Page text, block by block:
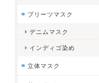
プリーツマスク
デニムマスク
インディゴ染め
立体マスク